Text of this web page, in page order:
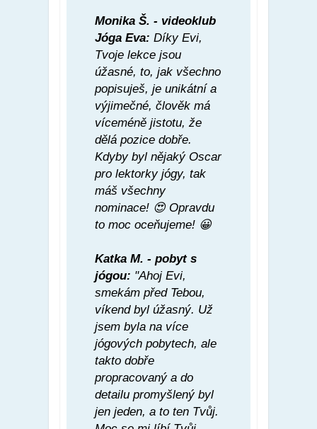
Monika Š. - videoklub
Jóga Eva: Díky Evi,
Tvoje lekce jsou
úžasné, to, jak všechno
popisuješ, je unikátní a
výjimečné, člověk má
víceméně jistotu, že
dělá pozice dobře.
Kdyby byl nějaký Oscar
pro lektorky jógy, tak
máš všechny
nominace! 😍 Opravdu
to moc oceňujeme! 😀
Katka M. - pobyt s
jógou: "Ahoj Evi,
smekám před Tebou,
víkend byl úžasný. Už
jsem byla na více
jógových pobytech, ale
takto dobře
propracovaný a do
detailu promyšlený byl
jen jeden, a to ten Tvůj.